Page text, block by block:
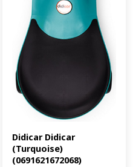
Didicar Didicar
(Turquoise)
(0691621672068)